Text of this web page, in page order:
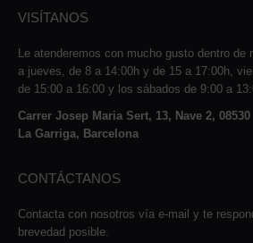
VISÍTANOS
Le atenderemos con mucho gusto dentro de
a jueves, de 8 a 14:00h y de 15 a 17:00h,
de 15:00 a 16:00 y los sábados de 9:00 a
Carrer Josep Maria Sert, 13, Nave 2, 08530
La Garriga, Barcelona
CONTÁCTANOS
Contacta con nosotros vía e-mail y te
brevedad posible.